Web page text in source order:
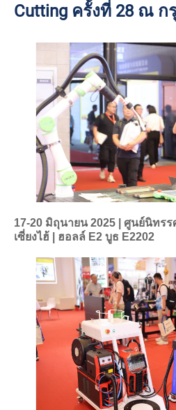
Cutting ครั้งที่ 28 ณ ก
17-20 มิถุนายน 2025 | ศูนย์นิทร
เซี่ยงไฮ้ | ฮอลล์ E2 บูธ E2202